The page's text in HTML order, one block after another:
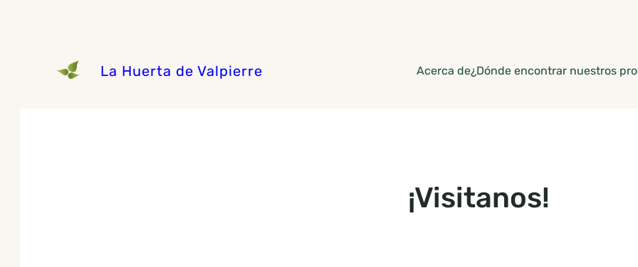
La Huerta de Valpierre Acerca de¿Dónde encontrar nuestros
¡Visitanos!